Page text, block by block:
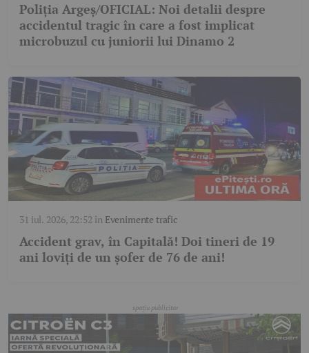
Poliția Argeș/OFICIAL: Noi detalii despre
accidentul tragic în care a fost implicat
microbuzul cu juniorii lui Dinamo 2
31 iul. 2026, 22:52 în Evenimente trafic
Accident grav, în Capitală! Doi tineri de 19
ani loviți de un șofer de 76 de ani!